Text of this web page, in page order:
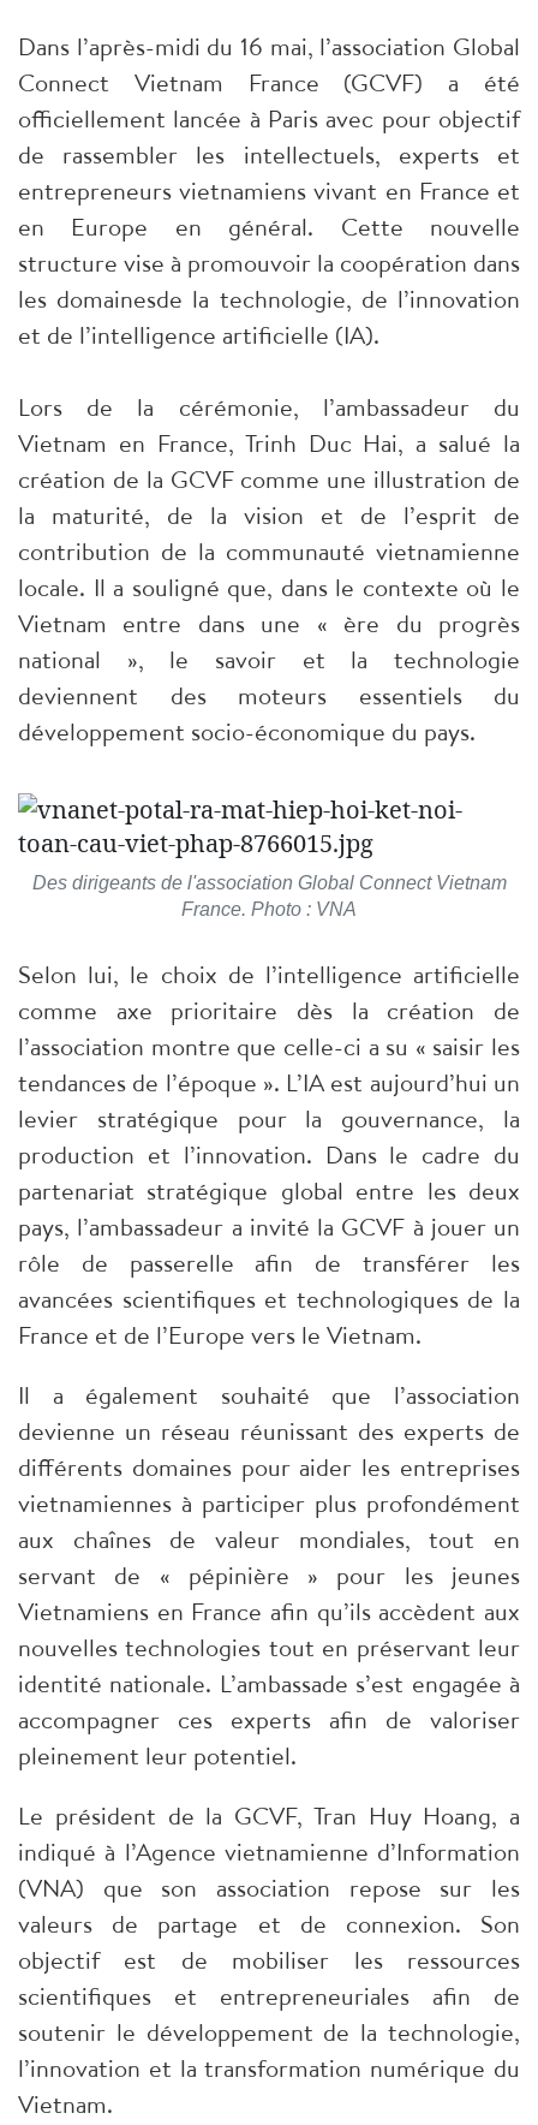
Dans l’après-midi du 16 mai, l’association Global
Connect Vietnam France (GCVF) a été
officiellement lancée à Paris avec pour objectif
de rassembler les intellectuels, experts et
entrepreneurs vietnamiens vivant en France et
en Europe en général. Cette nouvelle
structure vise à promouvoir la coopération dans
les domainesde la technologie, de l’innovation
et de l’intelligence artificielle (IA).
Lors de la cérémonie, l’ambassadeur du
Vietnam en France, Trinh Duc Hai, a salué la
création de la GCVF comme une illustration de
la maturité, de la vision et de l’esprit de
contribution de la communauté vietnamienne
locale. Il a souligné que, dans le contexte où le
Vietnam entre dans une « ère du progrès
national », le savoir et la technologie
deviennent des moteurs essentiels du
développement socio-économique du pays.
Des dirigeants de l'association Global Connect Vietnam
France. Photo : VNA
Selon lui, le choix de l’intelligence artificielle
comme axe prioritaire dès la création de
l’association montre que celle-ci a su « saisir les
tendances de l’époque ». L’IA est aujourd’hui un
levier stratégique pour la gouvernance, la
production et l’innovation. Dans le cadre du
partenariat stratégique global entre les deux
pays, l’ambassadeur a invité la GCVF à jouer un
rôle de passerelle afin de transférer les
avancées scientifiques et technologiques de la
France et de l’Europe vers le Vietnam.
Il a également souhaité que l’association
devienne un réseau réunissant des experts de
différents domaines pour aider les entreprises
vietnamiennes à participer plus profondément
aux chaînes de valeur mondiales, tout en
servant de « pépinière » pour les jeunes
Vietnamiens en France afin qu’ils accèdent aux
nouvelles technologies tout en préservant leur
identité nationale. L’ambassade s’est engagée à
accompagner ces experts afin de valoriser
pleinement leur potentiel.
Le président de la GCVF, Tran Huy Hoang, a
indiqué à l’Agence vietnamienne d’Information
(VNA) que son association repose sur les
valeurs de partage et de connexion. Son
objectif est de mobiliser les ressources
scientifiques et entrepreneuriales afin de
soutenir le développement de la technologie,
l’innovation et la transformation numérique du
Vietnam.